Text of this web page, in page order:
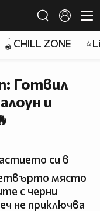
🪀CHILL ZONE
Готвил
и
си в
място
с черни
не приключва